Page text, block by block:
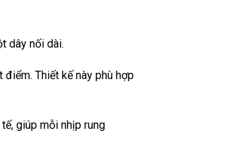
dây nối dài.
Thiết kế này phù hợp
giúp mỗi nhịp rung